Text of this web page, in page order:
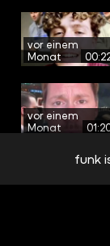
vor einem
Monat
vor einem
Monat
vor einem
funk